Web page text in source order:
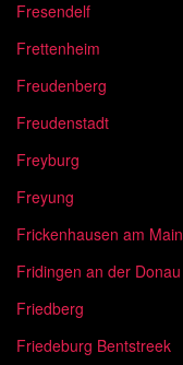
Fresendelf
Frettenheim
Freudenberg
Freudenstadt
Freyburg
Freyung
Frickenhausen am Main
Fridingen an der Donau
Friedberg
Friedeburg Bentstreek